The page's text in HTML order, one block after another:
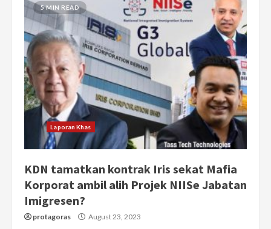
5 MIN READ
Laporan Khas
KDN tamatkan kontrak Iris sekat Mafia
Korporat ambil alih Projek NIISe Jabatan
Imigresen?
protagoras August 23, 2023